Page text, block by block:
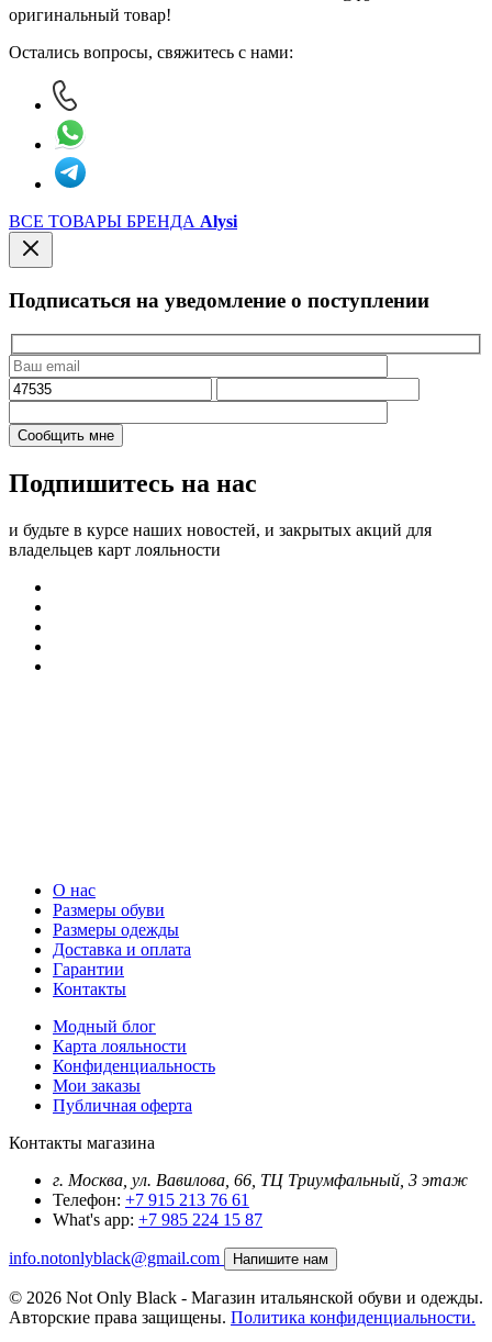
оригинальный товар!
Остались вопросы, свяжитесь с нами:
ВСЕ ТОВАРЫ БРЕНДА Alysi
Подписаться на уведомление о поступлении
Подпишитесь на нас
и будьте в курсе наших новостей, и закрытых акций для
владельцев карт лояльности
О нас
Размеры обуви
Размеры одежды
Доставка и оплата
Гарантии
Контакты
Модный блог
Карта лояльности
Конфиденциальность
Мои заказы
Публичная оферта
Контакты магазина
г. Москва, ул. Вавилова, 66, ТЦ Триумфальный, 3 этаж
Телефон: +7 915 213 76 61
What's app: +7 985 224 15 87
info.notonlyblack@gmail.com Напишите нам
© 2026 Not Only Black - Магазин итальянской обуви и одежды.
Авторские права защищены. Политика конфиденциальности.